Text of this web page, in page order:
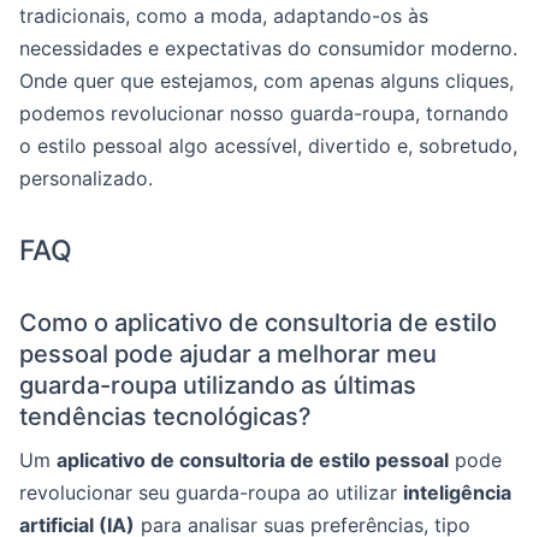
tradicionais, como a moda, adaptando-os às
necessidades e expectativas do consumidor moderno.
Onde quer que estejamos, com apenas alguns cliques,
podemos revolucionar nosso guarda-roupa, tornando
o estilo pessoal algo acessível, divertido e, sobretudo,
personalizado.
FAQ
Como o aplicativo de consultoria de estilo
pessoal pode ajudar a melhorar meu
guarda-roupa utilizando as últimas
tendências tecnológicas?
Um aplicativo de consultoria de estilo pessoal pode
revolucionar seu guarda-roupa ao utilizar inteligência
artificial (IA) para analisar suas preferências, tipo